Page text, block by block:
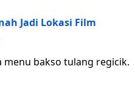
Jadi Lokasi Film
bakso tulang regicik.